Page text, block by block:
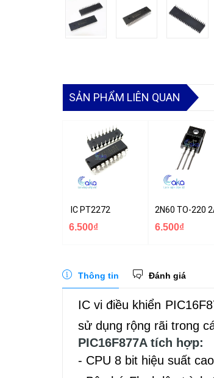
SẢN PHẨM LIÊN QUAN
IC PT2272
6.500₫
2N60 TO-220
6.500₫
Thông tin Đánh giá
IC vi điều khiển
sử dụng rộng rãi trong
PIC16F877A tích hợp:
- CPU 8 bit hiệu suất cao